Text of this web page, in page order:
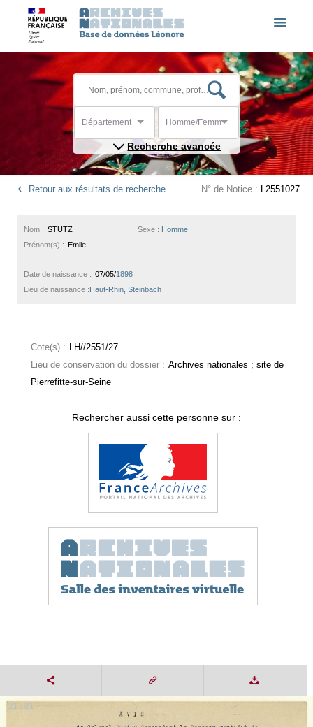
Département Homme/Femme
Recherche avancée
Retour aux résultats de recherche N° de Notice : L2551027
Sexe : Homme
Nom : STUTZ
Prénom(s) : Emile
Date de naissance : 07/05/1898
Lieu de naissance :Haut-Rhin, Steinbach
Cote(s) : LH//2551/27
Lieu de conservation du dossier : Archives nationales ; site de
Pierrefitte-sur-Seine
Rechercher aussi cette personne sur :
21 / 21